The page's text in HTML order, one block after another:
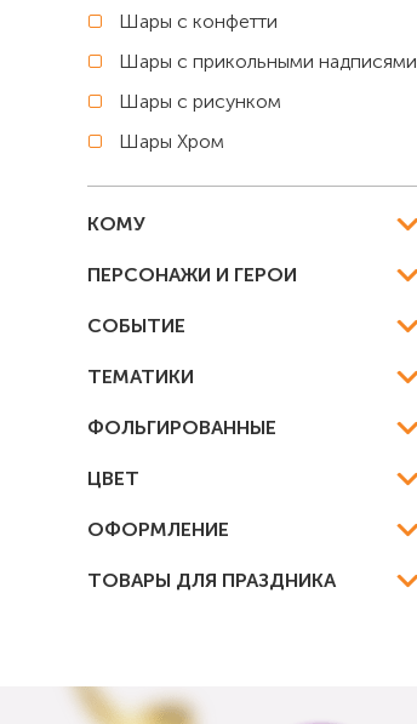
Шары с конфетти
Шары с прикольными надписями
Шары с рисунком
Шары Хром
КОМУ
ПЕРСОНАЖИ И ГЕРОИ
СОБЫТИЕ
ТЕМАТИКИ
ФОЛЬГИРОВАННЫЕ
ЦВЕТ
ОФОРМЛЕНИЕ
ТОВАРЫ ДЛЯ ПРАЗДНИКА